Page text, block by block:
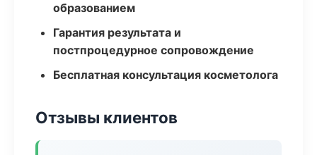
образованием
Гарантия результата и
постпроцедурное сопровождение
Бесплатная консультация косметолога
Отзывы клиентов